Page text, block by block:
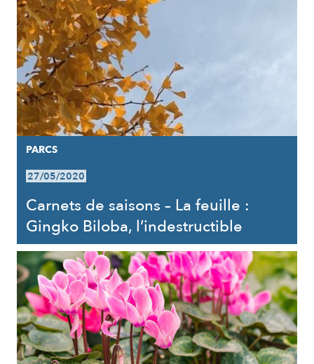
PARCS
27/05/2020
Carnets de saisons – La feuille :
Gingko Biloba, l’indestructible